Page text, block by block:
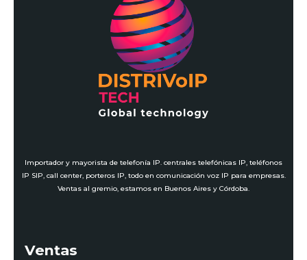
Importador y mayorista de telefonía IP. centrales telefónicas IP, teléfonos
IP SIP, call center, porteros IP, todo en comunicación voz IP para empresas.
Ventas al gremio, estamos en Buenos Aires y Córdoba.
Ventas